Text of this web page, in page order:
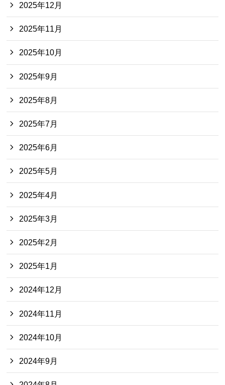
2025年12月
2025年11月
2025年10月
2025年9月
2025年8月
2025年7月
2025年6月
2025年5月
2025年4月
2025年3月
2025年2月
2025年1月
2024年12月
2024年11月
2024年10月
2024年9月